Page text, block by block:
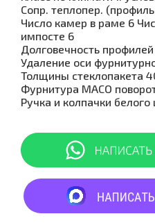
Сопр. теплопер.
Число камер в раме 6
импосте 6
Долговечность
Удаление оси
Толщины стеклопакета
Фурнитура MACO
Ручка и колпачки белого